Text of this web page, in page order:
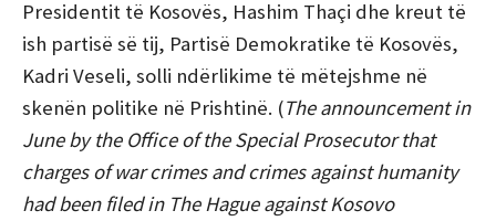
Presidentit të Kosovës, Hashim Thaçi dhe kreut të
ish partisë së tij, Partisë Demokratike të Kosovës,
Kadri Veseli, solli ndërlikime të mëtejshme në
skenën politike në Prishtinë. (The announcement in
June by the Office of the Special Prosecutor that
charges of war crimes and crimes against humanity
had been filed in The Hague against Kosovo